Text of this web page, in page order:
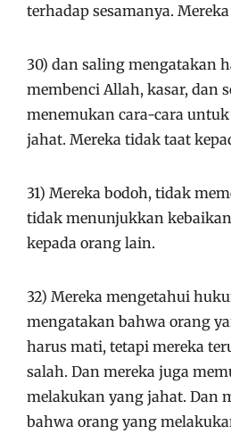
terhadap sesamanya.
30) dan saling mengatakan
membenci Allah, kasar, dan
menemukan cara-cara
jahat. Mereka tidak taat
31) Mereka bodoh, tidak
tidak menunjukkan
kepada orang lain.
32) Mereka mengetahui
mengatakan bahwa orang
harus mati, tetapi mereka
salah. Dan mereka juga
melakukan yang jahat. Dan
bahwa orang yang